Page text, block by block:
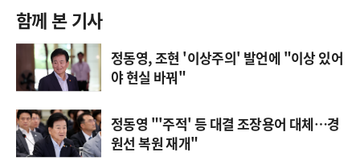
함께 본 기사
정동영, 조현 '이상주의' 발언에 "이상 있어
야 현실 바꿔"
정동영 "'주적' 등 대결 조장용어 대체…경
원선 복원 재개"